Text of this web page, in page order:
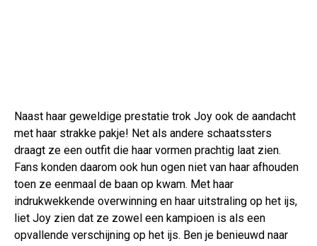
Naast haar geweldige prestatie trok Joy ook de aandacht
met haar strakke pakje! Net als andere schaatssters
draagt ze een outfit die haar vormen prachtig laat zien.
Fans konden daarom ook hun ogen niet van haar afhouden
toen ze eenmaal de baan op kwam. Met haar
indrukwekkende overwinning en haar uitstraling op het ijs,
liet Joy zien dat ze zowel een kampioen is als een
opvallende verschijning op het ijs. Ben je benieuwd naar